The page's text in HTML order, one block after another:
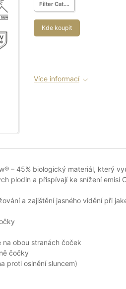
Filter Cat. 3
Kde koupit
Více informací
– 45% biologický materiál, který
plodin a přispívají ke snížení emisí
a zajištění jasného vidění při
obou stranách čoček
čočky
proti oslnění sluncem)